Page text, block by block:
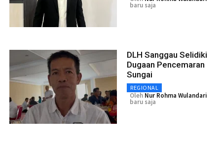
baru saja
DLH Sanggau Selidiki
Dugaan Pencemaran
Sungai
REGIONAL
Oleh Nur Rohma Wulandari
baru saja